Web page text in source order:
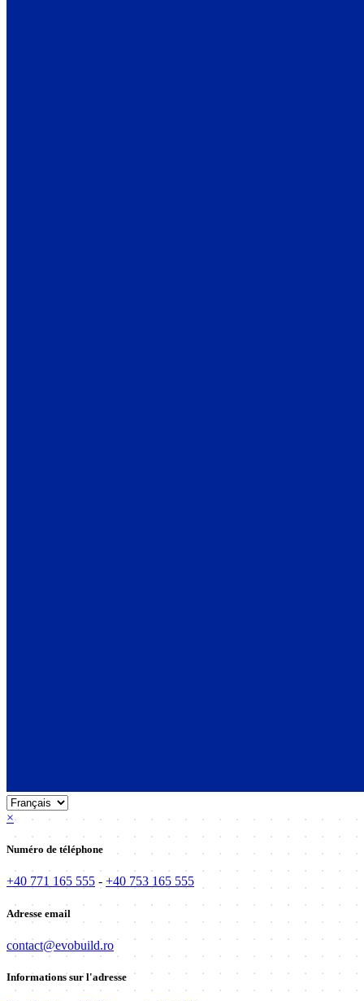
×
Numéro de téléphone
+40 771 165 555 - +40 753 165 555
Adresse email
contact@evobuild.ro
Informations sur l'adresse